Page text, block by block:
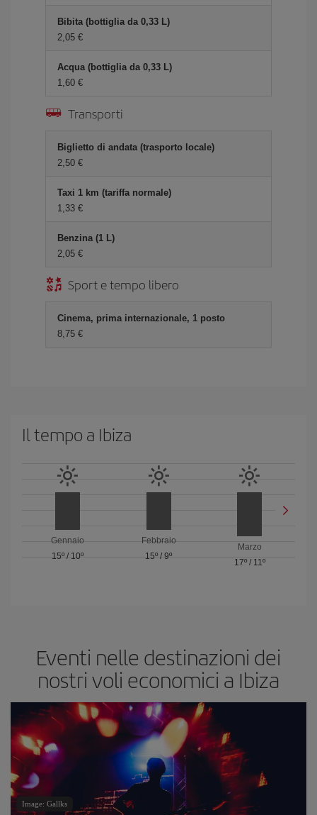
Bibita (bottiglia da 0,33 L)
2,05 €
Acqua (bottiglia da 0,33 L)
1,60 €
Transporti
Biglietto di andata (trasporto locale)
2,50 €
Taxi 1 km (tariffa normale)
1,33 €
Benzina (1 L)
2,05 €
Sport e tempo libero
Cinema, prima internazionale, 1 posto
8,75 €
Il tempo a Ibiza
Gennaio
15º/ 10º
Febbraio
15º / 9º
Marzo
17º/ 11º
Eventi nelle destinazioni dei
nostri voli economici a Ibiza
Image: Gallks